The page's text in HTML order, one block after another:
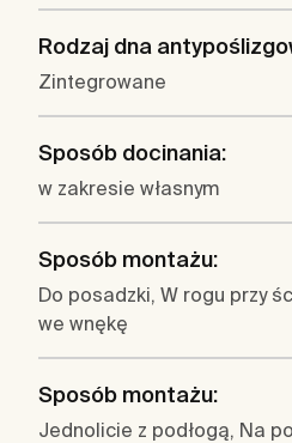
Rodzaj dna
Zintegrowane
Sposób docinania:
w zakresie własnym
Sposób montażu:
Do posadzki, W rogu przy
we wnękę
Sposób montażu:
Jednolicie z podłogą, Na